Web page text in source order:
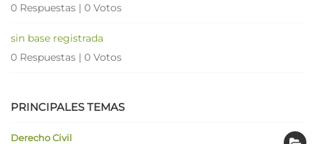
0 Respuestas | 0 Votos
sin base registrada
0 Respuestas | 0 Votos
PRINCIPALES TEMAS
Derecho Civil